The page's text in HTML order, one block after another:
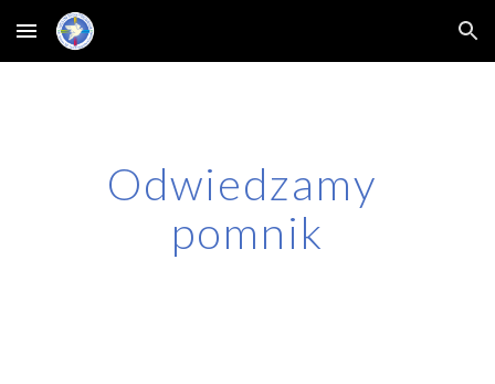
Skip to main content Skip to navigation
Odwiedzamy
pomnik